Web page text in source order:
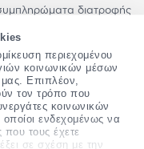
περιεχομένου
κοινωνικών μέσων
Επιπλέον,
τον τρόπο που
κοινωνικών
ενδεχομένως να
τους έχετε
σε σχέση με την
διατροφής
θεραπεία ανθρώπινης
εάν είστε έγκυος,
αγωγή ή
χρησιμοποιήσετε
διαρκώς να
Σε περίπτωση
σχετικά με αυτές,
μαζί μας.